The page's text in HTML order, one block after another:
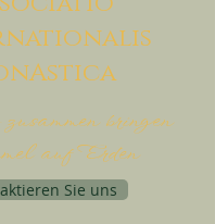
bringen
auf Erden
Sie uns